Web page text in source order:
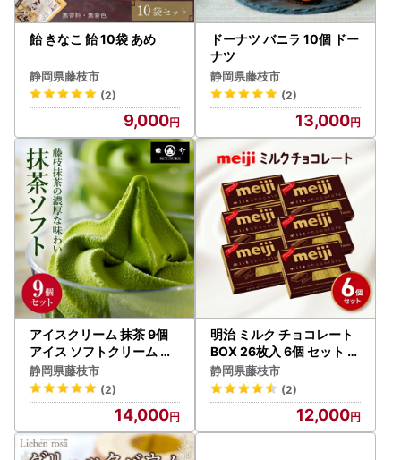
飴 きなこ 飴 10袋 あめ
静岡県藤枝市
(2)
9,000
ドーナツ バニラ 10個 ドー
ナツ
静岡県藤枝市
(2)
13,000
アイスクリーム 抹茶 9個
アイス ソフトクリーム 藤
枝抹茶
静岡県藤枝市
(2)
14,000
明治 ミルク チョコレート
BOX 26枚入 6個 セット チ
ョコレート
静岡県藤枝市
(2)
12,000